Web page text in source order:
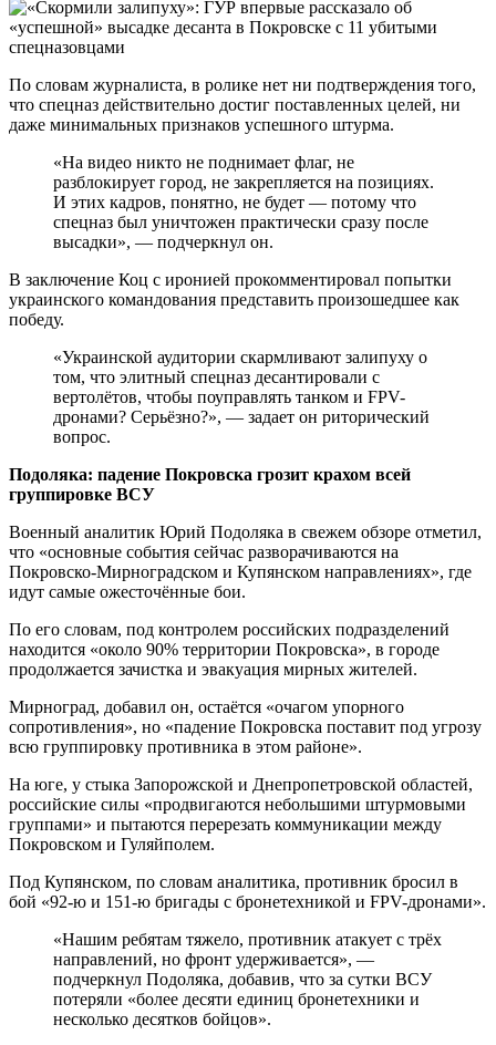
По словам журналиста, в ролике нет ни подтверждения того,
что спецназ действительно достиг поставленных целей, ни
даже минимальных признаков успешного штурма.
«На видео никто не поднимает флаг, не
разблокирует город, не закрепляется на позициях.
И этих кадров, понятно, не будет — потому что
спецназ был уничтожен практически сразу после
высадки», — подчеркнул он.
В заключение Коц с иронией прокомментировал попытки
украинского командования представить произошедшее как
победу.
«Украинской аудитории скармливают залипуху о
том, что элитный спецназ десантировали с
вертолётов, чтобы поуправлять танком и FPV-
дронами? Серьёзно?», — задает он риторический
вопрос.
Подоляка: падение Покровска грозит крахом всей
группировке ВСУ
Военный аналитик Юрий Подоляка в свежем обзоре отметил,
что «основные события сейчас разворачиваются на
Покровско-Мирноградском и Купянском направлениях», где
идут самые ожесточённые бои.
По его словам, под контролем российских подразделений
находится «около 90% территории Покровска», в городе
продолжается зачистка и эвакуация мирных жителей.
Мирноград, добавил он, остаётся «очагом упорного
сопротивления», но «падение Покровска поставит под угрозу
всю группировку противника в этом районе».
На юге, у стыка Запорожской и Днепропетровской областей,
российские силы «продвигаются небольшими штурмовыми
группами» и пытаются перерезать коммуникации между
Покровском и Гуляйполем.
Под Купянском, по словам аналитика, противник бросил в
бой «92-ю и 151-ю бригады с бронетехникой и FPV-дронами».
«Нашим ребятам тяжело, противник атакует с трёх
направлений, но фронт удерживается», —
подчеркнул Подоляка, добавив, что за сутки ВСУ
потеряли «более десяти единиц бронетехники и
несколько десятков бойцов».